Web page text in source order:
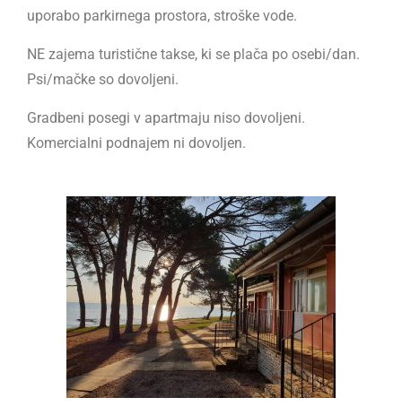
uporabo parkirnega prostora, stroške vode.
NE zajema turistične takse, ki se plača po osebi/dan.
Psi/mačke so dovoljeni.
Gradbeni posegi v apartmaju niso dovoljeni.
Komercialni podnajem ni dovoljen.